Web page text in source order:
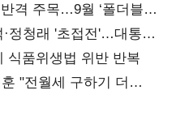
격 주목…9월 ‘폴더블
정청래 '초접전'…대통령
품위생법 위반 반복
"전월세 구하기 더